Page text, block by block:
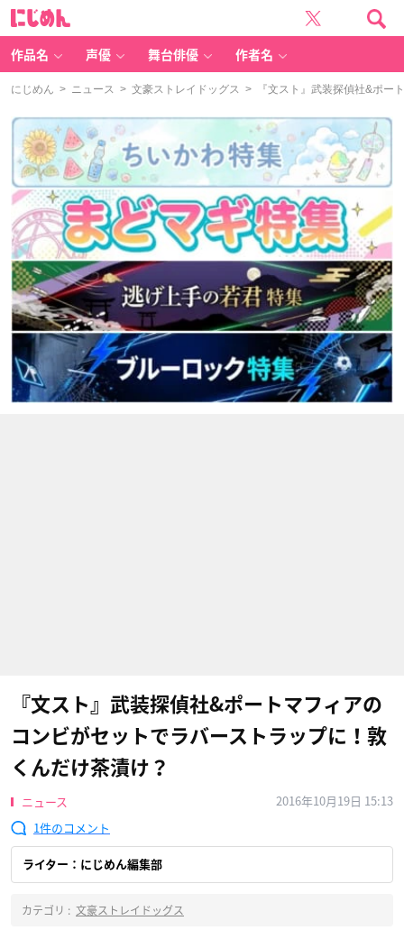
作品名 声優 舞台俳優 作者名
にじめん > ニュース > 文豪ストレイドッグス > 『文スト』武装探偵社&ポー
『文スト』武装探偵社&ポートマフィアの
コンビがセットでラバーストラップに！敦
くんだけ茶漬け？
ニュース
2016年10月19日 15:13
1
ライター：にじめん編集部
カテゴリ : 文豪ストレイドッグス